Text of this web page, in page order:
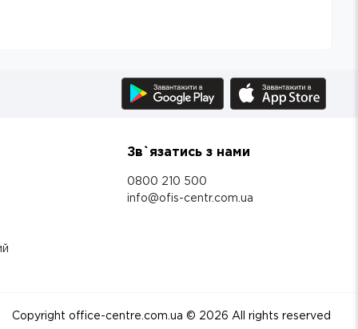
Зв`язатись з нами
0800 210 500
info@ofis-centr.com.ua
Copyright office-centre.com.ua © 2026 All rights reserved